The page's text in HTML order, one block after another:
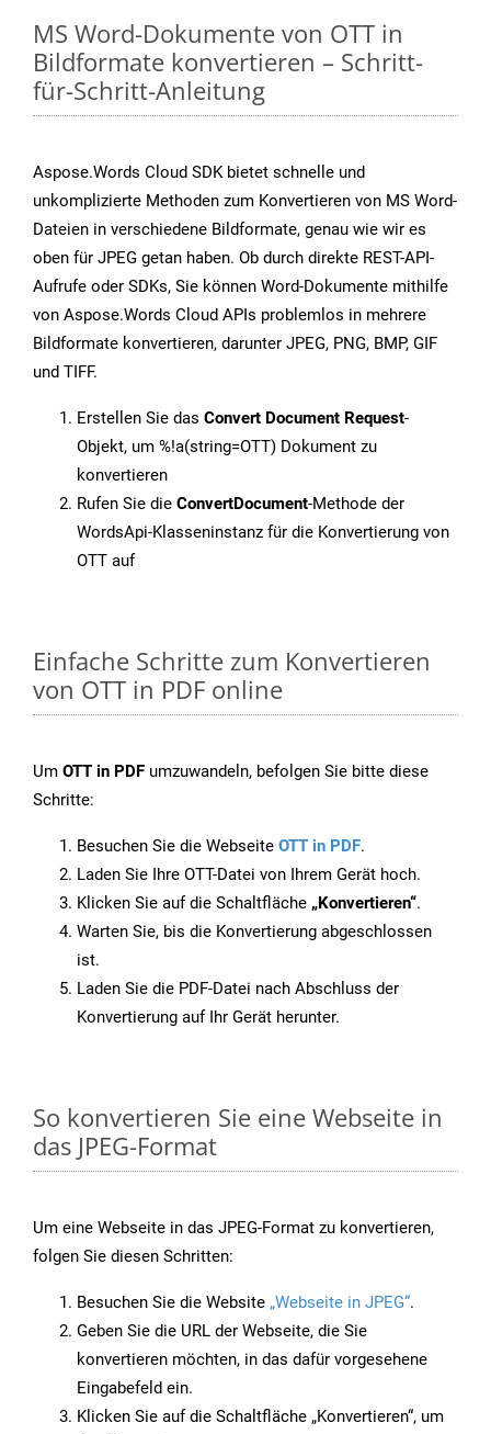
MS Word-Dokumente von OTT in
Bildformate konvertieren – Schritt-
für-Schritt-Anleitung
Aspose.Words Cloud SDK bietet schnelle und
unkomplizierte Methoden zum Konvertieren von MS Word-
Dateien in verschiedene Bildformate, genau wie wir es
oben für JPEG getan haben. Ob durch direkte REST-API-
Aufrufe oder SDKs, Sie können Word-Dokumente mithilfe
von Aspose.Words Cloud APIs problemlos in mehrere
Bildformate konvertieren, darunter JPEG, PNG, BMP, GIF
und TIFF.
Erstellen Sie das Convert Document Request-
Objekt, um %!a(string=OTT) Dokument zu
konvertieren
Rufen Sie die ConvertDocument-Methode der
WordsApi-Klasseninstanz für die Konvertierung von
OTT auf
Einfache Schritte zum Konvertieren
von OTT in PDF online
Um OTT in PDF umzuwandeln, befolgen Sie bitte diese
Schritte:
Besuchen Sie die Webseite OTT in PDF.
Laden Sie Ihre OTT-Datei von Ihrem Gerät hoch.
Klicken Sie auf die Schaltfläche „Konvertieren“.
Warten Sie, bis die Konvertierung abgeschlossen
ist.
Laden Sie die PDF-Datei nach Abschluss der
Konvertierung auf Ihr Gerät herunter.
So konvertieren Sie eine Webseite in
das JPEG-Format
Um eine Webseite in das JPEG-Format zu konvertieren,
folgen Sie diesen Schritten:
Besuchen Sie die Website „Webseite in JPEG“.
Geben Sie die URL der Webseite, die Sie
konvertieren möchten, in das dafür vorgesehene
Eingabefeld ein.
Klicken Sie auf die Schaltfläche „Konvertieren“, um